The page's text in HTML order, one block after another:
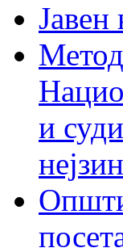
и